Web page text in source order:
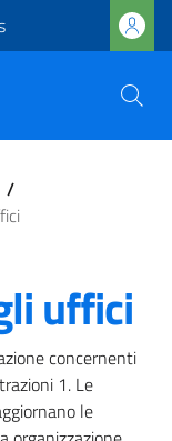
/
uffici
concernenti
1. Le
le